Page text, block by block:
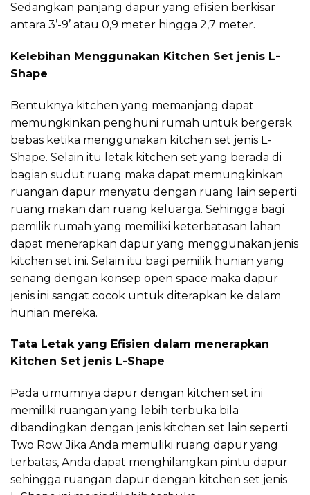
Sedangkan panjang dapur yang efisien berkisar
antara 3’-9’ atau 0,9 meter hingga 2,7 meter.
Kelebihan Menggunakan Kitchen Set jenis L-
Shape
Bentuknya kitchen yang memanjang dapat
memungkinkan penghuni rumah untuk bergerak
bebas ketika menggunakan kitchen set jenis L-
Shape. Selain itu letak kitchen set yang berada di
bagian sudut ruang maka dapat memungkinkan
ruangan dapur menyatu dengan ruang lain seperti
ruang makan dan ruang keluarga. Sehingga bagi
pemilik rumah yang memiliki keterbatasan lahan
dapat menerapkan dapur yang menggunakan jenis
kitchen set ini. Selain itu bagi pemilik hunian yang
senang dengan konsep open space maka dapur
jenis ini sangat cocok untuk diterapkan ke dalam
hunian mereka.
Tata Letak yang Efisien dalam menerapkan
Kitchen Set jenis L-Shape
Pada umumnya dapur dengan kitchen set ini
memiliki ruangan yang lebih terbuka bila
dibandingkan dengan jenis kitchen set lain seperti
Two Row. Jika Anda memuliki ruang dapur yang
terbatas, Anda dapat menghilangkan pintu dapur
sehingga ruangan dapur dengan kitchen set jenis